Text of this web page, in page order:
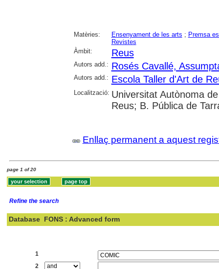
Matèries: Ensenyament de les arts ; Premsa
Revistes
Àmbit:
Reus
Autors add.: Rosés Cavallé,
Autors add.: Escola Taller d'Art de
Localització: Universitat Autònoma
Reus; B. Pública de
Enllaç permanent a aquest
page 1 of 20
Refine the search
Database FONS : Advanced form
1
2